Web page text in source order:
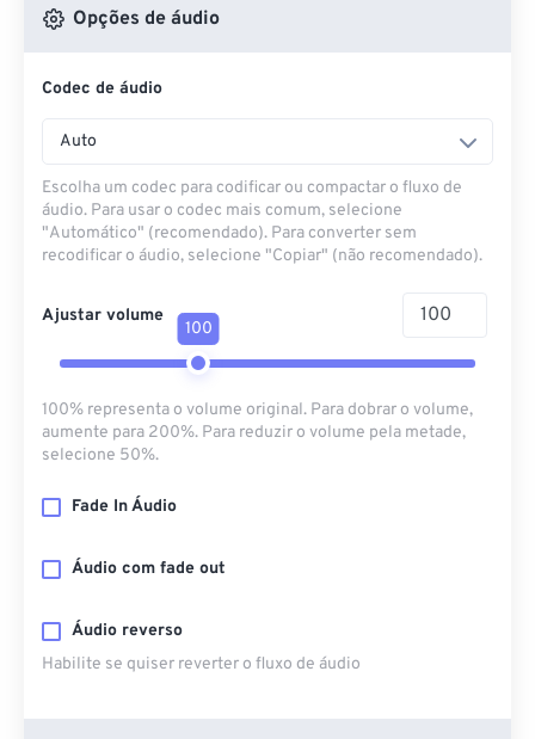
Do OneDrive
Opções de áudio
Codec de áudio
Auto
Escolha um codec para codificar ou compactar o fluxo de
áudio. Para usar o codec mais comum, selecione
"Automático" (recomendado). Para converter sem
recodificar o áudio, selecione "Copiar" (não recomendado).
Ajustar volume
100
100% representa o volume original. Para dobrar o volume,
aumente para 200%. Para reduzir o volume pela metade,
selecione 50%.
Fade In Áudio
Áudio com fade out
Áudio reverso
Habilite se quiser reverter o fluxo de áudio